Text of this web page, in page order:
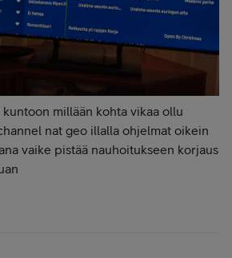
millään kohta vikaa ollu
nat geo illalla ohjelmat oikein
vaike pistää nauhoitukseen korjaus